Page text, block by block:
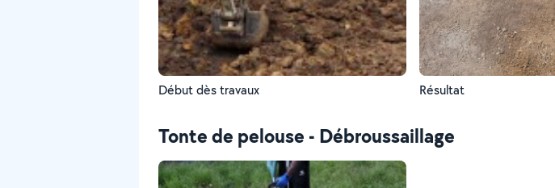
Début dès travaux Résultat
Tonte de pelouse - Débroussaillage